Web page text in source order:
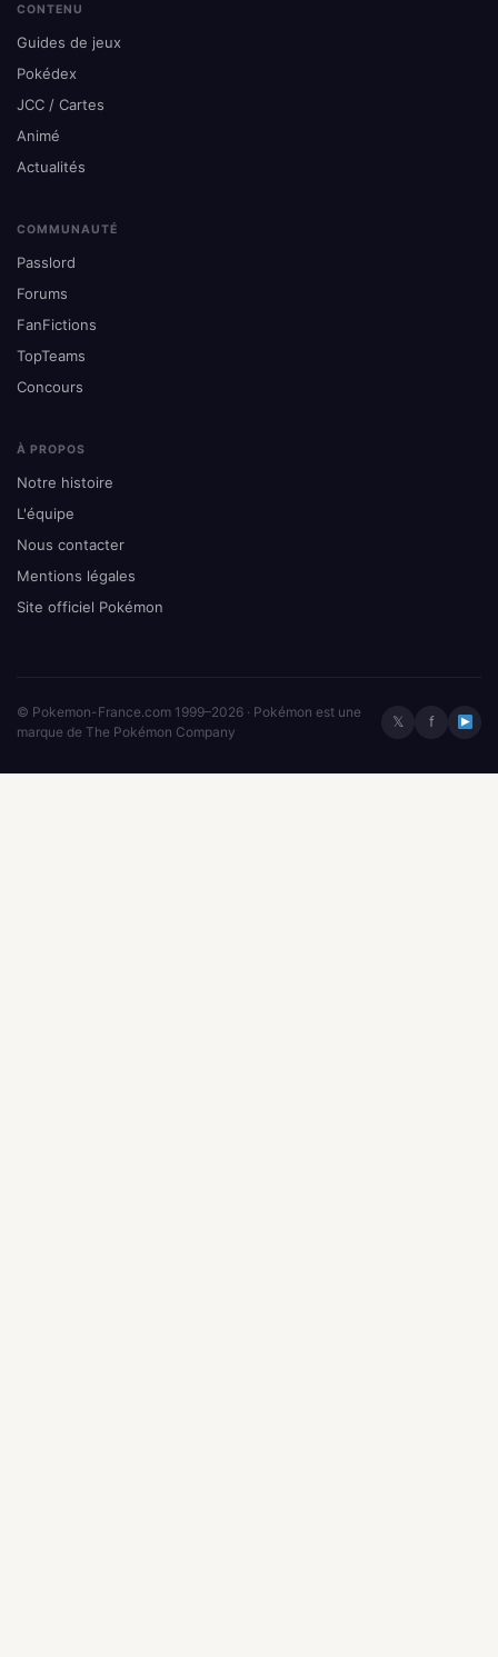
CONTENU
Guides de jeux
Pokédex
JCC / Cartes
Animé
Actualités
COMMUNAUTÉ
Passlord
Forums
FanFictions
TopTeams
Concours
À PROPOS
Notre histoire
L'équipe
Nous contacter
Mentions légales
Site officiel Pokémon
© Pokemon-France.com 1999–2026 · Pokémon est une
marque de The Pokémon Company
𝕏 f